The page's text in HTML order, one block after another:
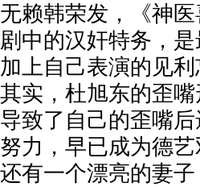
无赖韩荣发，《神
剧中的汉奸特务，
加上自己表演的见
其实，杜旭东的歪
导致了自己的歪嘴
努力，早已成为德
还有一个漂亮的妻